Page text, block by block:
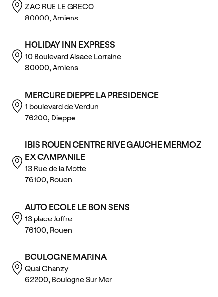
ZAC RUE LE GRECO
80000, Amiens
HOLIDAY INN EXPRESS
10 Boulevard Alsace Lorraine
80000, Amiens
MERCURE DIEPPE LA PRESIDENCE
1 boulevard de Verdun
76200, Dieppe
IBIS ROUEN CENTRE RIVE GAUCHE MERMOZ
EX CAMPANILE
13 Rue de la Motte
76100, Rouen
AUTO ECOLE LE BON SENS
13 place Joffre
76100, Rouen
BOULOGNE MARINA
Quai Chanzy
62200, Boulogne Sur Mer